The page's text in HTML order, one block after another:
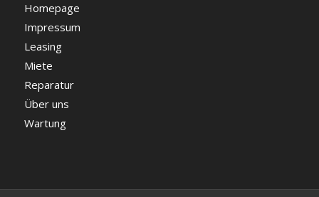
Homepage
Impressum
Leasing
Miete
Reparatur
Über uns
Wartung